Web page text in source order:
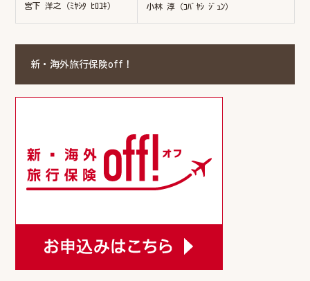
宮下 洋之（ﾐﾔｼﾀ ﾋﾛﾕｷ） 小林 淳（ｺﾊﾞﾔｼ ｼﾞｭﾝ）
新・海外旅行保険off！